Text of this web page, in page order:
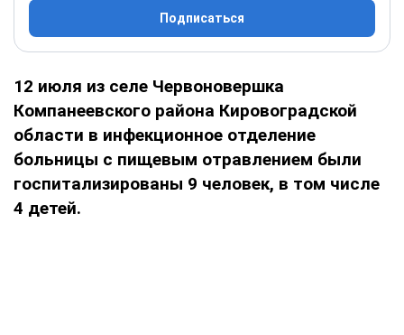
Подписаться
12 июля из селе Червоновершка
Компанеевского района Кировоградской
области в инфекционное отделение
больницы с пищевым отравлением были
госпитализированы 9 человек, в том числе
4 детей.